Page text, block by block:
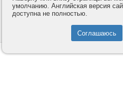
Услуги
Как оплатить
© 2008-2026
умолчанию. Английская версия
доступна не полностью.